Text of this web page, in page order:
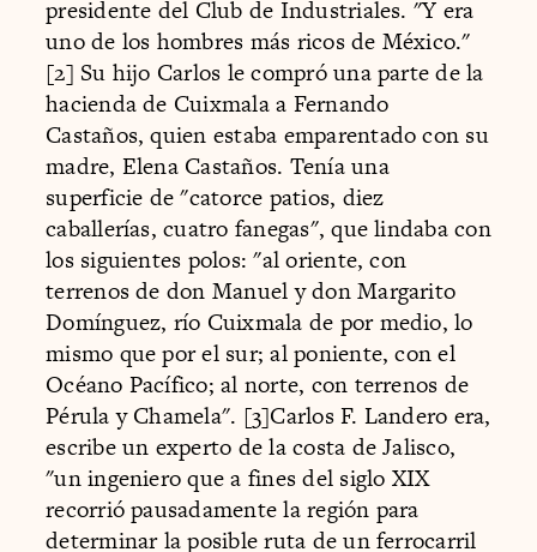
presidente del Club de Industriales. "Y era
uno de los hombres más ricos de México."
[2] Su hijo Carlos le compró una parte de la
hacienda de Cuixmala a Fernando
Castaños, quien estaba emparentado con su
madre, Elena Castaños. Tenía una
superficie de "catorce patios, diez
caballerías, cuatro fanegas", que lindaba con
los siguientes polos: "al oriente, con
terrenos de don Manuel y don Margarito
Domínguez, río Cuixmala de por medio, lo
mismo que por el sur; al poniente, con el
Océano Pacífico; al norte, con terrenos de
Pérula y Chamela". [3]Carlos F. Landero era,
escribe un experto de la costa de Jalisco,
"un ingeniero que a fines del siglo XIX
recorrió pausadamente la región para
determinar la posible ruta de un ferrocarril